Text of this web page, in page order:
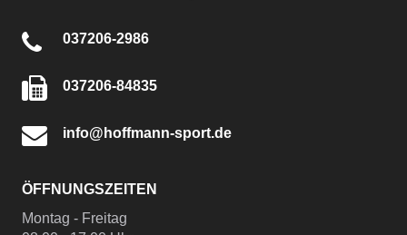
037206-2986
037206-84835
info@hoffmann-sport.de
ÖFFNUNGSZEITEN
Montag - Freitag